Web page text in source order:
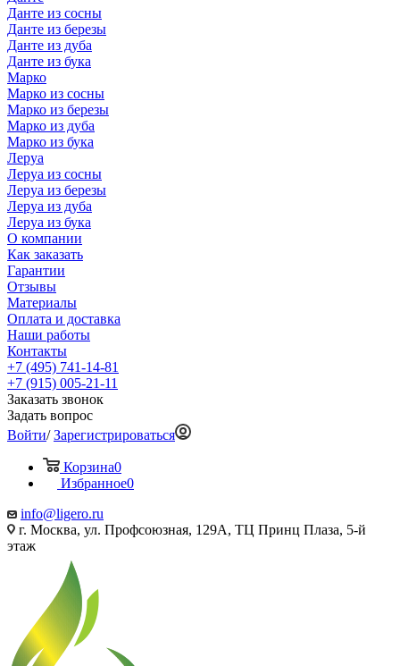
Данте из сосны
Данте из березы
Данте из дуба
Данте из бука
Марко
Марко из сосны
Марко из березы
Марко из дуба
Марко из бука
Леруа
Леруа из сосны
Леруа из березы
Леруа из дуба
Леруа из бука
О компании
Как заказать
Гарантии
Отзывы
Материалы
Оплата и доставка
Наши работы
Контакты
+7 (495) 741-14-81
+7 (915) 005-21-11
Заказать звонок
Задать вопрос
Войти/Зарегистрироваться
Корзина0
Избранное0
info@ligero.ru
г. Москва, ул. Профсоюзная, 129А, ТЦ Принц Плаза, 5-й
этаж